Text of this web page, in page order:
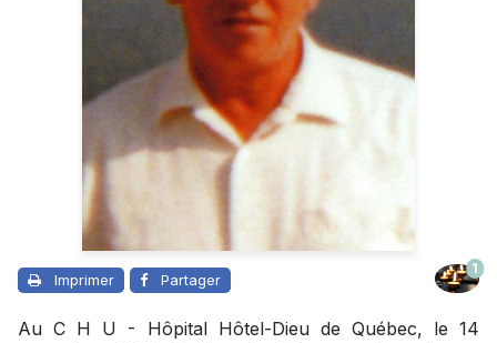
Imprimer Partager
1
Au C H U - Hôpital Hôtel-Dieu de Québec, le 14